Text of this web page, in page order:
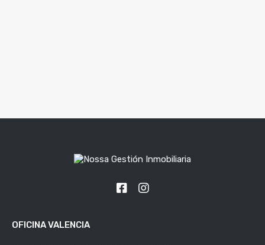
OFICINA VALENCIA